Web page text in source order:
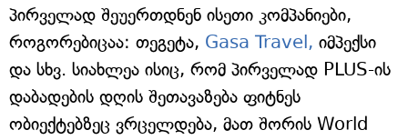
პირველად შეუერთდნენ ისეთი კომპანიები,
როგორებიცაა: თეგეტა, Gasa Travel, იმპექსი
და სხვ. სიახლეა ისიც, რომ პირველად PLUS-ის
დაბადების დღის შეთავაზება ფიტნეს
ობიექტებზეც ვრცელდება, მათ შორის World